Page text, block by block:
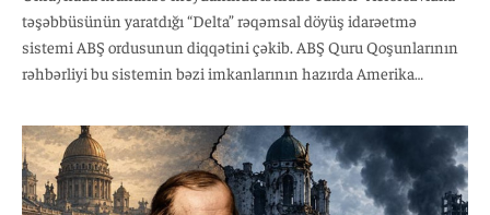
təşəbbüsünün yaratdığı “Delta” rəqəmsal döyüş idarəetmə
sistemi ABŞ ordusunun diqqətini çəkib. ABŞ Quru Qoşunlarının
rəhbərliyi bu sistemin bəzi imkanlarının hazırda Amerika
2014-cü ildə Rusiyanın Krımı ilhaq etməsindən sonra bir qrup
ukraynalı mühəndis və proqramçının yaratdığı layihədən gedir.
Həmin dövrdə mülki sahədə çalışan texnologiya mütəxəssisləri
kommersiya məqsədli kiçik pilotsuz uçuş aparatlarını döyüş